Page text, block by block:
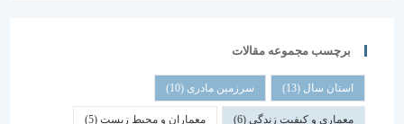
برچسب مجموعه مقالات
استان سال(13) سرزمین مادری(10)
معماری و کیفیت زندگی(6) معماران و محیط زیست(5)